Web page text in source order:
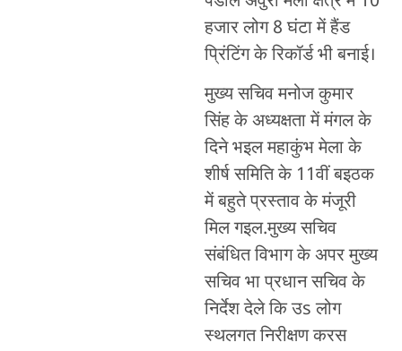
हजार लोग 8 घंटा में हैंड
प्रिंटिंग के रिकॉर्ड भी बनाई।
मुख्य सचिव मनोज कुमार
सिंह के अध्यक्षता में मंगल के
दिने भइल महाकुंभ मेला के
शीर्ष समिति के 11वीं बइठक
में बहुते प्रस्ताव के मंजूरी
मिल गइल.मुख्य सचिव
संबंधित विभाग के अपर मुख्य
सचिव भा प्रधान सचिव के
निर्देश देले कि उs लोग
स्थलगत निरीक्षण करस